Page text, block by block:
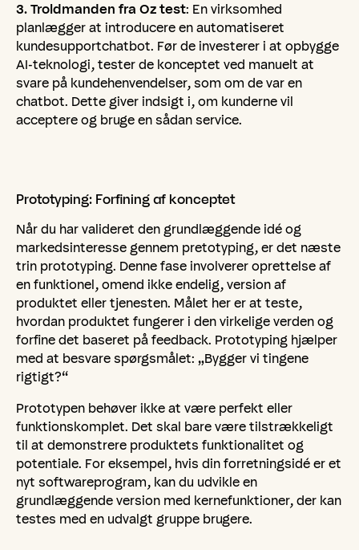
3. Troldmanden fra Oz test: En virksomhed
planlægger at introducere en automatiseret
kundesupportchatbot. Før de investerer i at opbygge
AI-teknologi, tester de konceptet ved manuelt at
svare på kundehenvendelser, som om de var en
chatbot. Dette giver indsigt i, om kunderne vil
acceptere og bruge en sådan service.
Prototyping: Forfiningaf konceptet
Når du har valideret den grundlæggende idé og
markedsinteresse gennem pretotyping, er det næste
trin prototyping. Denne fase involverer oprettelse af
en funktionel, omend ikke endelig, version af
produktet eller tjenesten. Målet her er at teste,
hvordan produktet fungerer i den virkelige verden og
forfine det baseret på feedback. Prototyping hjælper
med at besvare spørgsmålet: „Bygger vi tingene
rigtigt?“
Prototypen behøver ikke at være perfekt eller
funktionskomplet. Det skal bare være tilstrækkeligt
til at demonstrere produktets funktionalitet og
potentiale. For eksempel, hvis din forretningsidé er et
nyt softwareprogram, kan du udvikle en
grundlæggende version med kernefunktioner, der kan
testes med en udvalgt gruppe brugere.